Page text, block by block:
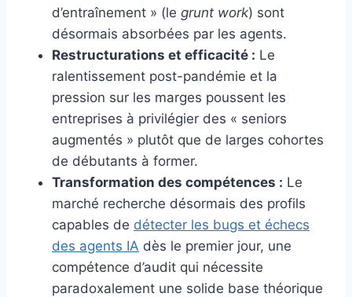
d’entraînement » (le grunt work) sont
désormais absorbées par les agents.
Restructurations et efficacité : Le
ralentissement post-pandémie et la
pression sur les marges poussent les
entreprises à privilégier des « seniors
augmentés » plutôt que de larges cohortes
de débutants à former.
Transformation des compétences : Le
marché recherche désormais des profils
capables de détecter les bugs et échecs
des agents IA dès le premier jour, une
compétence d’audit qui nécessite
paradoxalement une solide base théorique